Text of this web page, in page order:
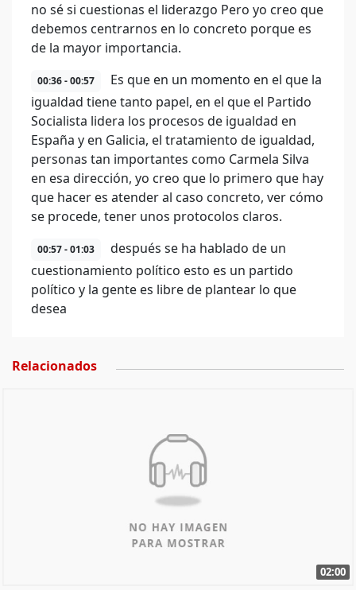
no sé si cuestionas el liderazgo Pero yo creo que
debemos centrarnos en lo concreto porque es
de la mayor importancia.
00:36 - 00:57
Es que en un momento en el que la
igualdad tiene tanto papel, en el que el Partido
Socialista lidera los procesos de igualdad en
España y en Galicia, el tratamiento de igualdad,
personas tan importantes como Carmela Silva
en esa dirección, yo creo que lo primero que hay
que hacer es atender al caso concreto, ver cómo
se procede, tener unos protocolos claros.
00:57 - 01:03
después se ha hablado de un
cuestionamiento político esto es un partido
político y la gente es libre de plantear lo que
desea
Relacionados
02:00